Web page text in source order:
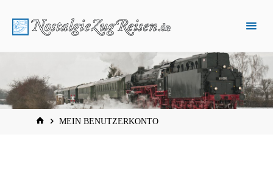
Inhalt
START
MEIN BENUTZERKONTO